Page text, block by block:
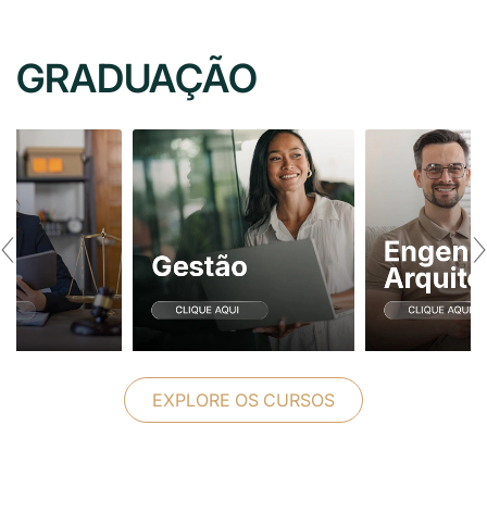
GRADUAÇÃO
‹ ›
EXPLORE OS CURSOS